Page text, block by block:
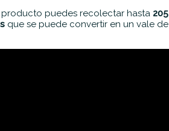
puedes recolectar hasta 205
que se puede convertir en un vale de